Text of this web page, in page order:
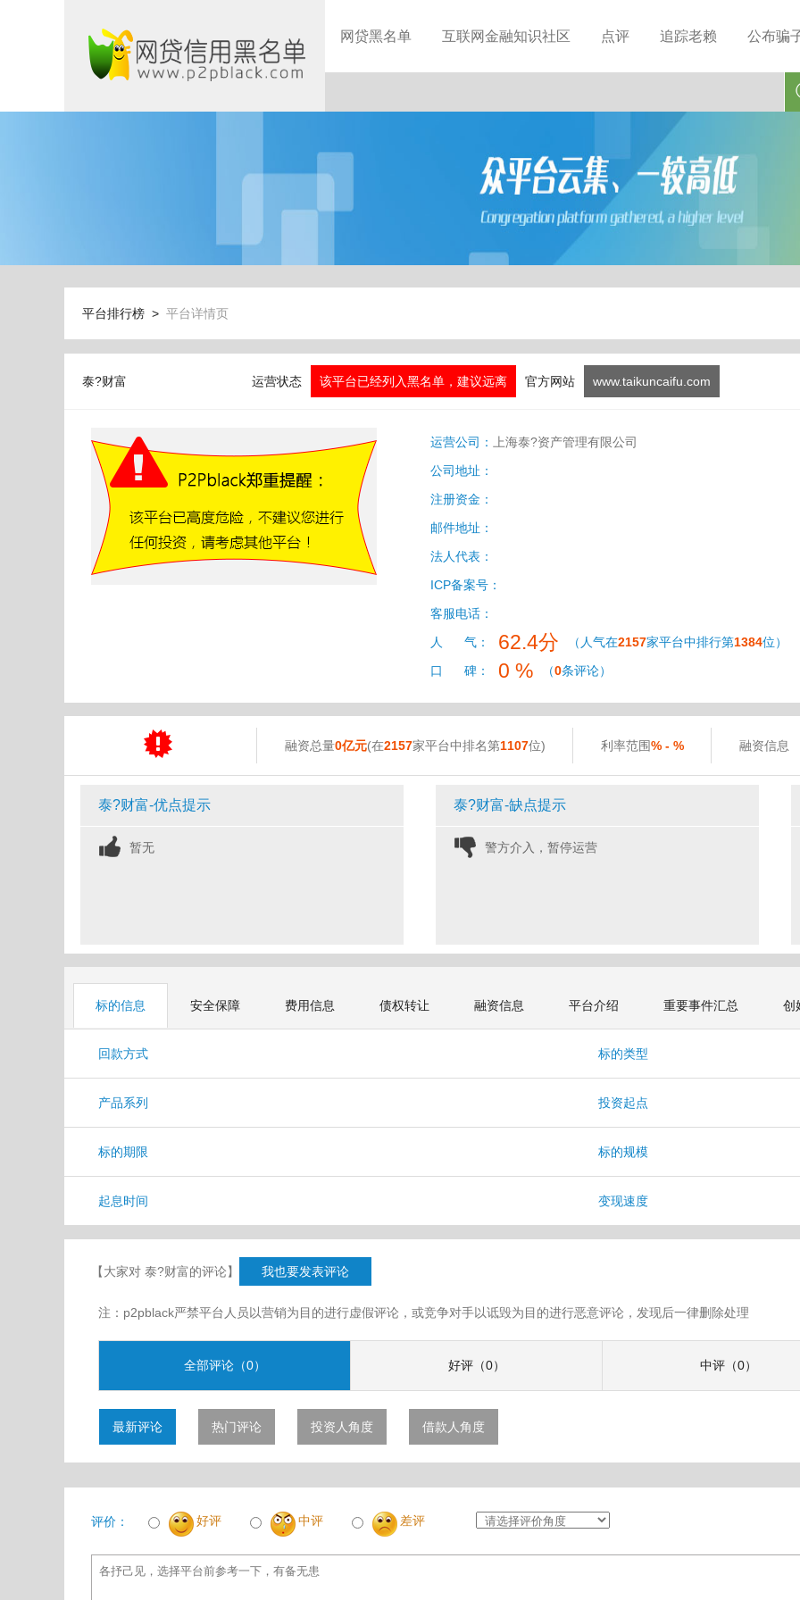
网贷黑名单 互联网金融知识社区 点评 追踪老赖 公布骗
平台排行榜 > 平台详情页
泰?财富 运营状态 该平台已经列入黑名单，建议远离 官方网站 www.taikuncaifu.com
运营公司：
上海泰?资产管理有限公司
公司地址：
注册资金：
邮件地址：
法人代表：
ICP备案号：
客服电话：
人 气：
62.4分 （人气在2157家平台中排行第1384位）
口 碑：
0 % （0条评论）
融资总量0亿元(在2157家平台中排名第1107位) 利率范围% - % 融资信息
泰?财富-优点提示
暂无
泰?财富-缺点提示
警方介入，暂停运营
标的信息 安全保障 费用信息 债权转让 融资信息 平台介绍 重要事件汇总 创
回款方式 标的类型
产品系列 投资起点
标的期限 标的规模
起息时间 变现速度
【大家对 泰?财富的评论】 我也要发表评论
注：p2pblack严禁平台人员以营销为目的进行虚假评论，或竞争对手以诋毁为目的进行恶意评论，发现后一律删除处理
全部评论（0） 好评（0） 中评（0）
最新评论 热门评论 投资人角度 借款人角度
评价： 好评 中评 差评